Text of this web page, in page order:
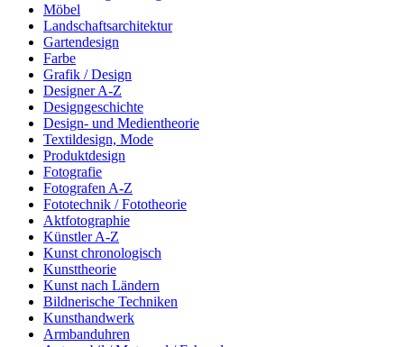
Möbel
Landschaftsarchitektur
Gartendesign
Farbe
Grafik / Design
Designer A-Z
Designgeschichte
Design- und Medientheorie
Textildesign, Mode
Produktdesign
Fotografie
Fotografen A-Z
Fototechnik / Fototheorie
Aktfotographie
Künstler A-Z
Kunst chronologisch
Kunsttheorie
Kunst nach Ländern
Bildnerische Techniken
Kunsthandwerk
Armbanduhren